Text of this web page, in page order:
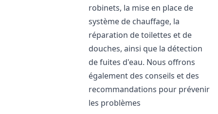
robinets, la mise en place de
système de chauffage, la
réparation de toilettes et de
douches, ainsi que la détection
de fuites d'eau. Nous offrons
également des conseils et des
recommandations pour prévenir
les problèmes